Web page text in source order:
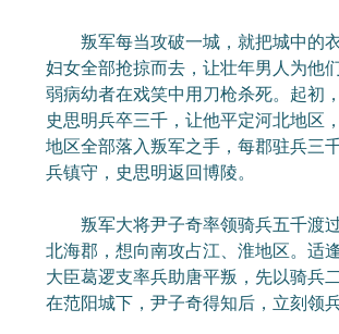
叛军每当攻破一城，就把城中的
妇女全部抢掠而去，让壮年男人为他
弱病幼者在戏笑中用刀枪杀死。起初
史思明兵卒三千，让他平定河北地区
地区全部落入叛军之手，每郡驻兵三
兵镇守，史思明返回博陵。
叛军大将尹子奇率领骑兵五千渡
北海郡，想向南攻占江、淮地区。适
大臣葛逻支率兵助唐平叛，先以骑兵
在范阳城下，尹子奇得知后，立刻领兵